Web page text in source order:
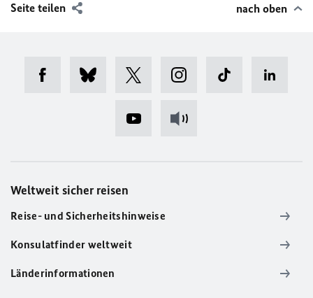
Seite teilen nach oben
Weltweit sicher reisen
Reise- und Sicherheitshinweise
Konsulatfinder weltweit
Länderinformationen